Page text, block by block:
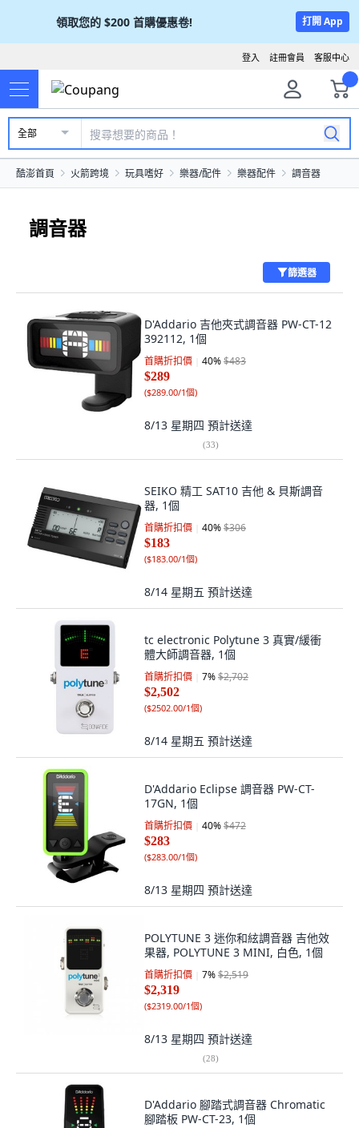
領取您的 $200 首購優惠卷! 打開 App
客服中心
註冊會員
登入
全部
酷澎首頁 火箭跨境 玩具嗜好 樂器/配件 樂器配件 調音器
調音器
篩選器
D'Addario 吉他夾式調音器 PW-CT-12
392112, 1個
首購折扣價 40%$483
$289
($289.00/1個)
8/13 星期四 預計送達
(33)
SEIKO 精工 SAT10 吉他 & 貝斯調音
器, 1個
首購折扣價 40%$306
$183
($183.00/1個)
8/14 星期五 預計送達
tc electronic Polytune 3 真實/緩衝
體大師調音器, 1個
首購折扣價 7%$2,702
$2,502
($2502.00/1個)
8/14 星期五 預計送達
D'Addario Eclipse 調音器 PW-CT-
17GN, 1個
首購折扣價 40%$472
$283
($283.00/1個)
8/13 星期四 預計送達
POLYTUNE 3 迷你和絃調音器 吉他效
果器, POLYTUNE 3 MINI, 白色, 1個
首購折扣價 7%$2,519
$2,319
($2319.00/1個)
8/13 星期四 預計送達
(28)
D'Addario 腳踏式調音器 Chromatic
腳踏板 PW-CT-23, 1個